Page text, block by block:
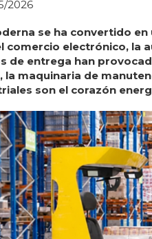
2026
se ha convertido
comercio electrónico, la
de entrega han
la maquinaria de
son el corazón